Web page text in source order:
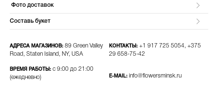
Фото доставок
Составь букет
АДРЕСА МАГАЗИНОВ: 89 Green Valley
Road, Staten Island, NY, USA
ВРЕМЯ РАБОТЫ: с 9:00 до 21:00
(ежедневно)
КОНТАКТЫ: +1 917 725 5054, +375
29 658-75-42​
E-MAIL: info@flowersminsk.ru